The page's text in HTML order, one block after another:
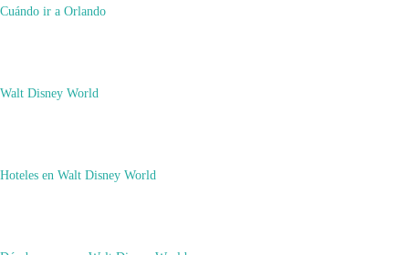
Cuándo ir a Orlando
Walt Disney World
Hoteles en Walt Disney World